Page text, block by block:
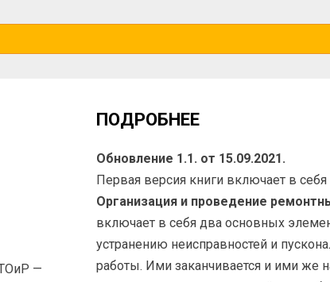
—
ПОДРОБНЕЕ
Обновление 1.1. от 15.09.2021.
Первая версия книги включает в себя
Организация и проведение
включает в себя два основных
устранению неисправностей и
работы. Ими заканчивается и ими же